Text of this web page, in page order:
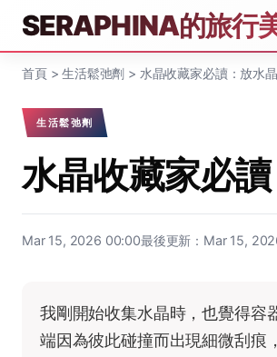
SERAPHINA的旅行
首頁>生活鬆弛劑 > 水晶收藏家必讀：放水
生活鬆弛劑
水晶收藏家必
Mar 15, 2026 00:00最後更新：Mar 15,
我剛開始收集水晶時，也覺得容
端因為彼此碰撞而出現細微刮痕